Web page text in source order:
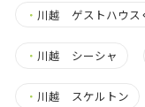
・ 川越 ゲストハウス
・ 川越 シーシャ
・ 川越 スケルトン